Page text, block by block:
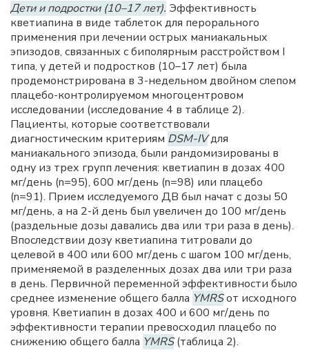
Дети и подростки (10–17 лет). Эффективность
кветиапина в виде таблеток для перорального
применения при лечении острых маниакальных
эпизодов, связанных с биполярным расстройством I
типа, у детей и подростков (10–17 лет) была
продемонстрирована в 3-недельном двойном слепом
плацебо-контролируемом многоцентровом
исследовании (исследование 4 в таблице 2).
Пациенты, которые соответствовали
диагностическим критериям DSM-IVдля
маниакального эпизода, были рандомизированы в
одну из трех групп лечения: кветиапин в дозах 400
мг/день (n=95), 600 мг/день (n=98) или плацебо
(n=91). Прием исследуемого ДВ был начат с дозы 50
мг/день, а на 2-й день был увеличен до 100 мг/день
(раздельные дозы давались два или три раза в день).
Впоследствии дозу кветиапина титровали до
целевой в 400 или 600 мг/день с шагом 100 мг/день,
применяемой в разделенных дозах два или три раза
в день. Первичной переменной эффективности было
среднее изменение общего балла YMRSот исходного
уровня. Кветиапин в дозах 400 и 600 мг/день по
эффективности терапии превосходил плацебо по
снижению общего балла YMRS(таблица 2).